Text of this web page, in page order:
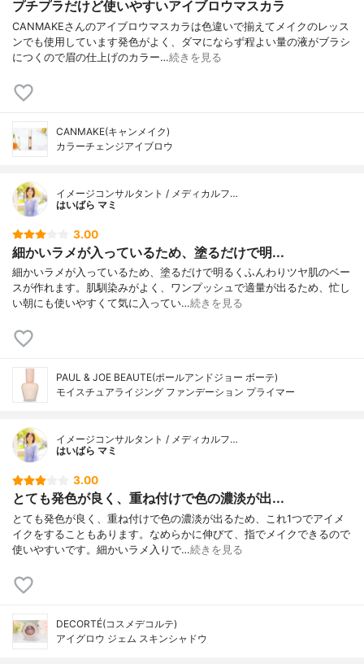
プチプラだけど使いやすいアイブロウマスカラ
CANMAKEさんのアイブロウマスカラは色違いで揃えてメイクのレッス
ンでも使用しています発色がよく、ダマにならず程よい量の液がブラシ
につくので眉の仕上げのカラー…続きを見る
CANMAKE(キャンメイク)
カラーチェンジアイブロウ
イメージコンサルタント / メディカルフ…
はいばら マミ
3.00
細かいラメが入っているため、塗るだけで明...
細かいラメが入っているため、塗るだけで明るくふんわりツヤ肌のベー
スが作れます。肌馴染みがよく、ワンプッシュで適量が出るため、忙し
い朝にも使いやすくて気に入ってい…続きを見る
PAUL & JOE BEAUTE(ポールアンドジョー ボーテ)
モイスチュアライジング ファンデーション プライマー
イメージコンサルタント / メディカルフ…
はいばら マミ
3.00
とても発色が良く、重ね付けで色の濃淡が出...
とても発色が良く、重ね付けで色の濃淡が出るため、これ1つでアイメ
イクをすることもあります。なめらかに伸びて、指でメイクできるので
使いやすいです。細かいラメ入りで…続きを見る
DECORTÉ(コスメデコルテ)
アイグロウ ジェム スキンシャドウ